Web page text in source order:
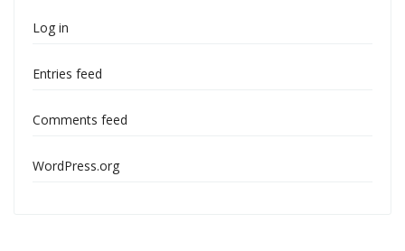
Log in
Entries feed
Comments feed
WordPress.org